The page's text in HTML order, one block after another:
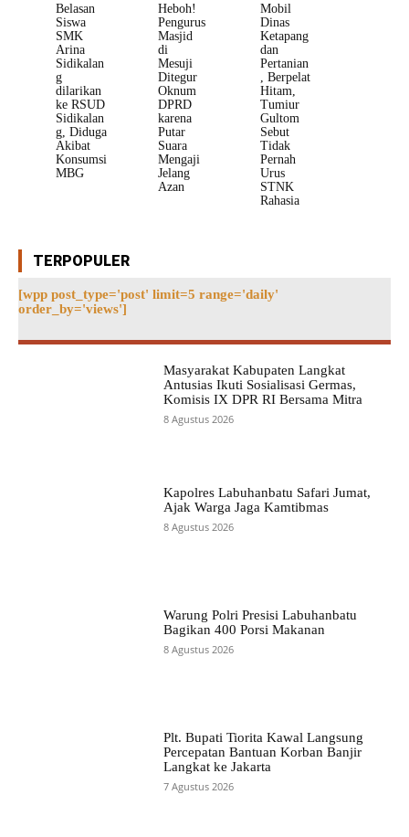
Belasan
Siswa
SMK
Arina
Sidikalan
g
dilarikan
ke RSUD
Sidikalan
g, Diduga
Akibat
Konsumsi
MBG
Heboh!
Pengurus
Masjid
di
Mesuji
Ditegur
Oknum
DPRD
karena
Putar
Suara
Mengaji
Jelang
Azan
Mobil
Dinas
Ketapang
dan
Pertanian
, Berpelat
Hitam,
Tumiur
Gultom
Sebut
Tidak
Pernah
Urus
STNK
Rahasia
TERPOPULER
[wpp post_type='post' limit=5 range='daily'
order_by='views']
Masyarakat Kabupaten Langkat
Antusias Ikuti Sosialisasi Germas,
Komisis IX DPR RI Bersama Mitra
8 Agustus 2026
Kapolres Labuhanbatu Safari Jumat,
Ajak Warga Jaga Kamtibmas
8 Agustus 2026
Warung Polri Presisi Labuhanbatu
Bagikan 400 Porsi Makanan
8 Agustus 2026
Plt. Bupati Tiorita Kawal Langsung
Percepatan Bantuan Korban Banjir
Langkat ke Jakarta
7 Agustus 2026